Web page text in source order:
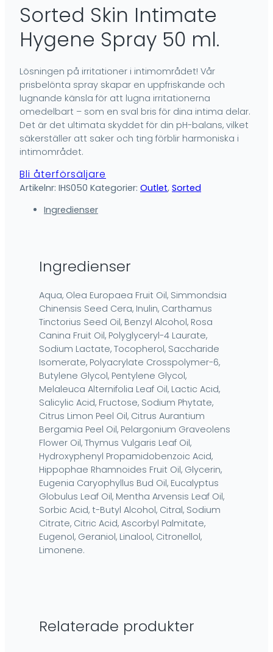
Sorted Skin Intimate
Hygene Spray 50 ml.
Lösningen på irritationer i intimområdet! Vår
prisbelönta spray skapar en uppfriskande och
lugnande känsla för att lugna irritationerna
omedelbart – som en sval bris för dina intima delar.
Det är det ultimata skyddet för din pH-balans, vilket
säkerställer att saker och ting förblir harmoniska i
intimområdet.
Bli återförsäljare
Artikelnr: IHS050 Kategorier: Outlet, Sorted
Ingredienser
Ingredienser
Aqua, Olea Europaea Fruit Oil, Simmondsia
Chinensis Seed Cera, Inulin, Carthamus
Tinctorius Seed Oil, Benzyl Alcohol, Rosa
Canina Fruit Oil, Polyglyceryl-4 Laurate,
Sodium Lactate, Tocopherol, Saccharide
Isomerate, Polyacrylate Crosspolymer-6,
Butylene Glycol, Pentylene Glycol,
Melaleuca Alternifolia Leaf Oil, Lactic Acid,
Salicylic Acid, Fructose, Sodium Phytate,
Citrus Limon Peel Oil, Citrus Aurantium
Bergamia Peel Oil, Pelargonium Graveolens
Flower Oil, Thymus Vulgaris Leaf Oil,
Hydroxyphenyl Propamidobenzoic Acid,
Hippophae Rhamnoides Fruit Oil, Glycerin,
Eugenia Caryophyllus Bud Oil, Eucalyptus
Globulus Leaf Oil, Mentha Arvensis Leaf Oil,
Sorbic Acid, t-Butyl Alcohol, Citral, Sodium
Citrate, Citric Acid, Ascorbyl Palmitate,
Eugenol, Geraniol, Linalool, Citronellol,
Limonene.
Relaterade produkter